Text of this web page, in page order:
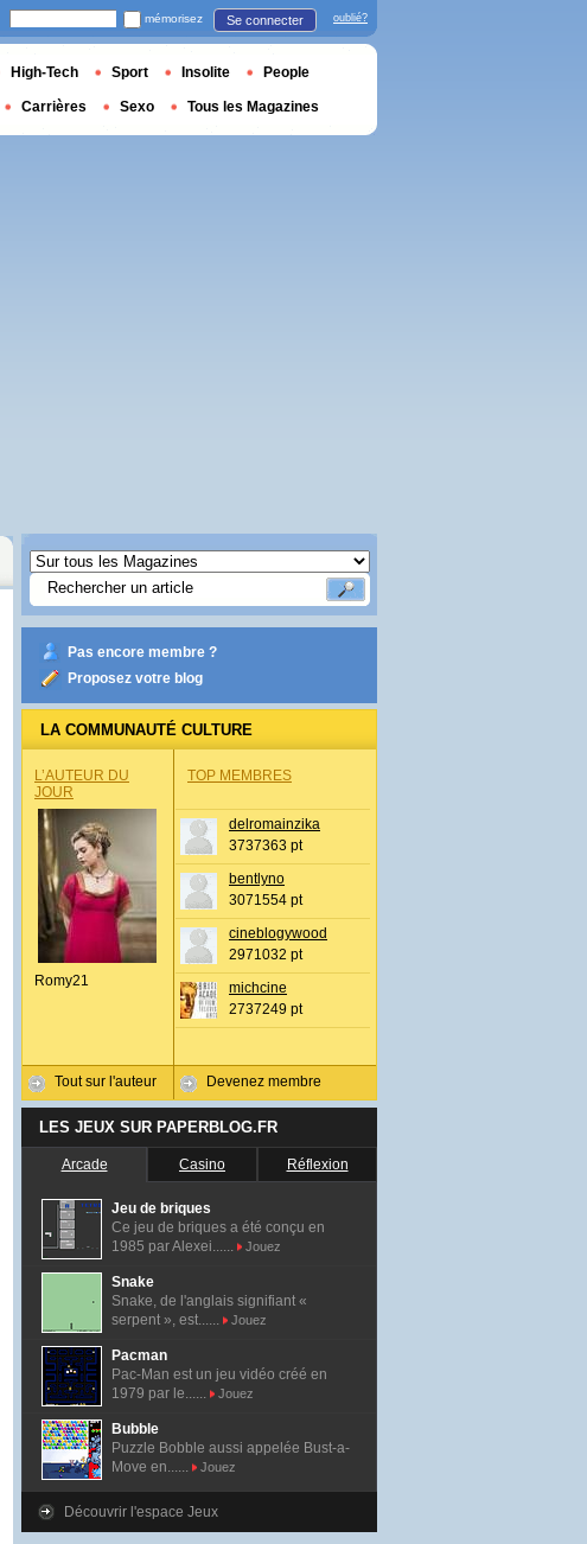
Pas encore membre ?
Proposez votre blog
LA COMMUNAUTÉ CULTURE
L’AUTEUR DU
JOUR
Romy21
Tout sur l'auteur
TOP MEMBRES
delromainzika
3737363 pt
bentlyno
3071554 pt
cineblogywood
2971032 pt
michcine
2737249 pt
Devenez membre
LES JEUX SUR PAPERBLOG.FR
Arcade Casino Réflexion
Jeu de briques
Ce jeu de briques a été conçu en
1985 par Alexei......
Jouez
Snake
Snake, de l'anglais signifiant «
serpent », est......
Jouez
Pacman
Pac-Man est un jeu vidéo créé en
1979 par le......
Jouez
Bubble
Puzzle Bobble aussi appelée Bust-a-
Move en......
Jouez
Découvrir l'espace Jeux
mémorisez Se connecter oublié?
High-Tech Sport Insolite People
Carrières Sexo Tous les Magazines